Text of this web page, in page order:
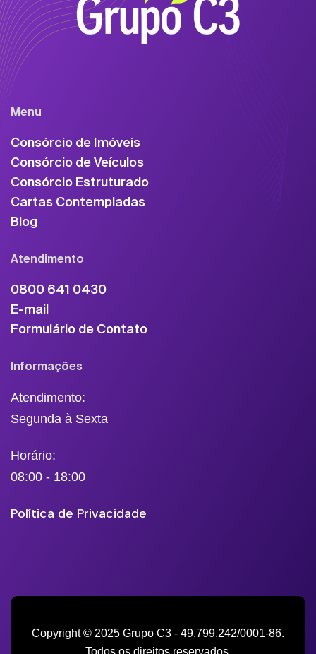
Menu
Consórcio de Imóveis
Consórcio de Veículos
Consórcio Estruturado
Cartas Contempladas
Blog
Atendimento
0800 641 0430
E-mail
Formulário de Contato
Informações
Atendimento:
Segunda à Sexta
Horário:
08:00 - 18:00
Política de Privacidade
Copyright © 2025 Grupo C3 - 49.799.242/0001-86.
Todos os direitos reservados.